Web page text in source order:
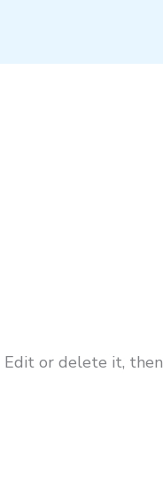
Edit or delete it, then